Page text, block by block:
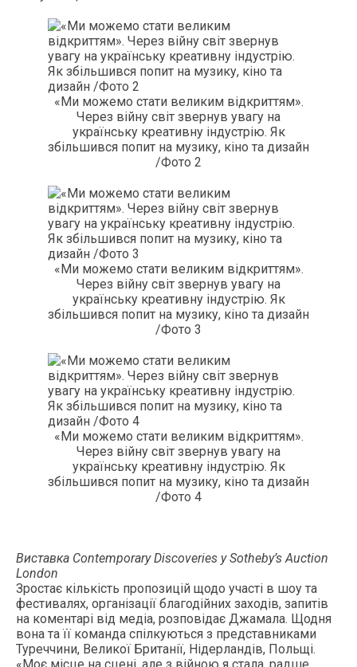
«Ми можемо стати великим відкриттям».
Через війну світ звернув увагу на
українську креативну індустрію. Як
збільшився попит на музику, кіно та дизайн
/Фото 2
«Ми можемо стати великим відкриттям».
Через війну світ звернув увагу на
українську креативну індустрію. Як
збільшився попит на музику, кіно та дизайн
/Фото 3
«Ми можемо стати великим відкриттям».
Через війну світ звернув увагу на
українську креативну індустрію. Як
збільшився попит на музику, кіно та дизайн
/Фото 4
Виставка Contemporary Discoveries у Sotheby’s Auction
London
Зростає кількість пропозицій щодо участі в шоу та
фестивалях, організації благодійних заходів, запитів
на коментарі від медіа, розповідає Джамала. Щодня
вона та її команда спілкуються з представниками
Туреччини, Великої Британії, Нідерландів, Польщі.